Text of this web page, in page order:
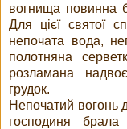
вогнища повинна
Для цієї святої
непочата вода,
полотняна
розламана
грудок.
Непочатий вогонь
господиня